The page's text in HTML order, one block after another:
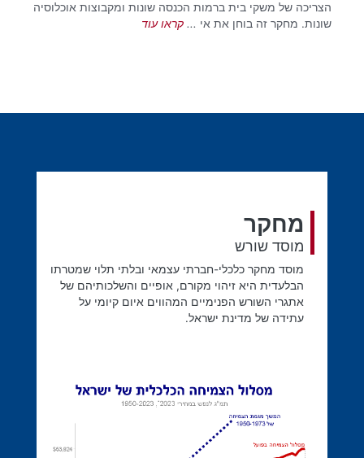
הצריכה של משקי בית ברמות הכנסה שונות ומקבוצות אוכלוסיה
שונות. מחקר זה בוחן את אי ... קראו עוד
מחקר
מוסד שורש
מוסד מחקר כלכלי-חברתי עצמאי ובלתי תלוי שמטרתו
הבלעדית היא זיהוי מקורם, אופיים והשלכותיהם של
אתגרי השורש הפנימיים המהווים איום קיומי על
עתידה של מדינת ישראל.